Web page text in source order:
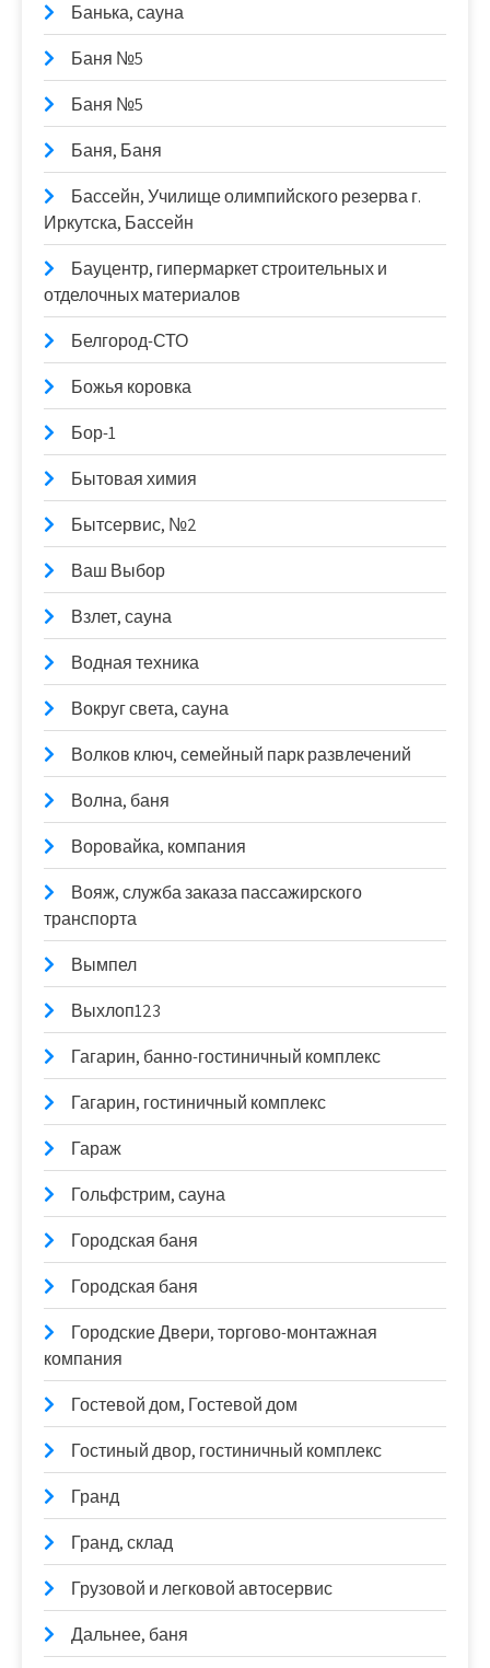
Банька, сауна
Баня №5
Баня №5
Баня, Баня
Бассейн, Училище олимпийского резерва г.
Иркутска, Бассейн
Бауцентр, гипермаркет строительных и
отделочных материалов
Белгород-СТО
Божья коровка
Бор-1
Бытовая химия
Бытсервис, №2
Ваш Выбор
Взлет, сауна
Водная техника
Вокруг света, сауна
Волков ключ, семейный парк развлечений
Волна, баня
Воровайка, компания
Вояж, служба заказа пассажирского
транспорта
Вымпел
Выхлоп123
Гагарин, банно-гостиничный комплекс
Гагарин, гостиничный комплекс
Гараж
Гольфстрим, сауна
Городская баня
Городская баня
Городские Двери, торгово-монтажная
компания
Гостевой дом, Гостевой дом
Гостиный двор, гостиничный комплекс
Гранд
Гранд, склад
Грузовой и легковой автосервис
Дальнее, баня